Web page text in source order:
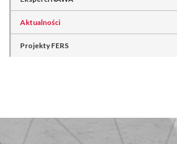
Aktualności
Projekty FERS